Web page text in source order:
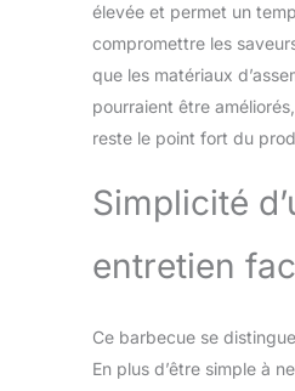
élevée et permet un
compromettre les
que les matériaux
pourraient être
reste le point fort du
Simplicité
entretien
Ce barbecue se
En plus d’être simple à